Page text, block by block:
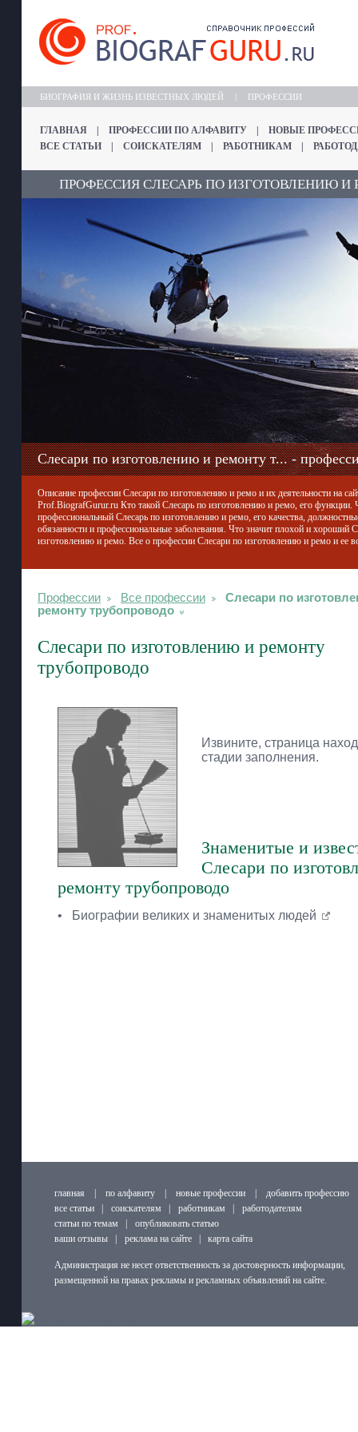
БИОГРАФИЯ И ЖИЗНЬ ИЗВЕСТНЫХ ЛЮДЕЙ ПРОФЕССИИ
ГЛАВНАЯ ПРОФЕССИИ ПО АЛФАВИТУ
НОВЫЕ
ВСЕ СТАТЬИ
СОИСКАТЕЛЯМ РАБОТНИКАМ
ПРОФЕССИЯ СЛЕСАРЬ ПО ИЗГОТОВЛЕНИЮ И
Слесари по изготовлению и ремонту т... -
Описание профессии Слесари по изготовлению и ремо и их деятельности на
Prof.BiografGurur.ru Кто такой Слесарь по изготовлению и ремо, его функции.
профессиональный Слесарь по изготовлению и ремо, его качества,
обязанности и профессиональные заболевания. Что значит плохой и хороший
изготовлению и ремо. Все о профессии Слесари по изготовлению и ремо и ее
Профессии Все профессии
Слесари по
ремонту трубопроводо
Слесари по изготовлению и ремонту
трубопроводо
Извините, страница
стадии заполнения.
Знаменитые и
Слесари по
ремонту трубопроводо
• Биографии великих и знаменитых людей
главная по алфавиту новые профессии
добавить профессию
все статьи
соискателям работникам
работодателям
статьи по темам
опубликовать статью
ваши отзывы
реклама на сайте карта сайта
Администрация не несет ответственность за достоверность информации,
размещенной на правах рекламы и рекламных объявлений на сайте.